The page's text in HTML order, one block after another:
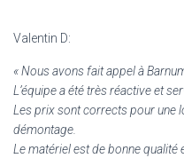
Valentin D:
« Nous avons fait appel à
L’équipe a été très réactive et
Les prix sont corrects pour une
démontage.
Le matériel est de bonne qualité